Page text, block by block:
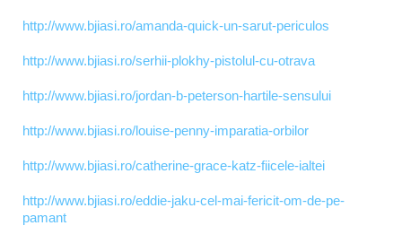
http://www.bjiasi.ro/amanda-quick-un-sarut-periculos
http://www.bjiasi.ro/serhii-plokhy-pistolul-cu-otrava
http://www.bjiasi.ro/jordan-b-peterson-hartile-sensului
http://www.bjiasi.ro/louise-penny-imparatia-orbilor
http://www.bjiasi.ro/catherine-grace-katz-fiicele-ialtei
http://www.bjiasi.ro/eddie-jaku-cel-mai-fericit-om-de-pe-
pamant